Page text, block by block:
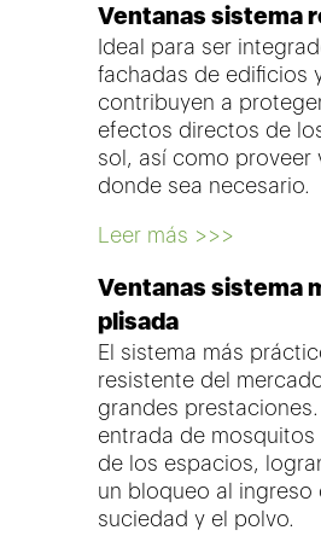
Ventanas sistema
Ideal para ser
fachadas de edificios
contribuyen a
efectos directos de
sol, así como proveer
donde sea necesario.
Leer más >>>
Ventanas sistema
plisada
El sistema más
resistente del
grandes
entrada de mosquitos
de los espacios,
un bloqueo al ingreso
suciedad y el polvo.